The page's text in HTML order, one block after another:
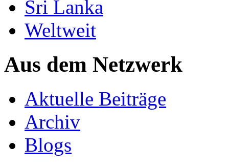
Sri Lanka
Weltweit
Aus dem Netzwerk
Aktuelle Beiträge
Archiv
Blogs